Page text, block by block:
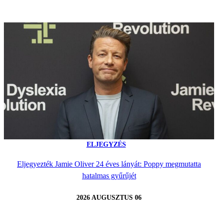
ELJEGYZÉS
Eljegyezték Jamie Oliver 24 éves lányát: Poppy megmutatta
hatalmas gyűrűjét
2026 AUGUSZTUS 06